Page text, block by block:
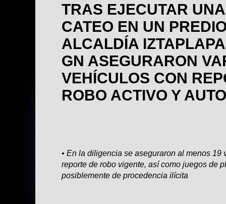
TRAS EJECUTAR
CATEO EN UN
ALCALDÍA
GN ASEGURARON
VEHÍCULOS CON
ROBO ACTIVO Y
• En la diligencia se aseguraron al menos 19
reporte de robo vigente, así como juegos de
posiblemente de procedencia ilícita